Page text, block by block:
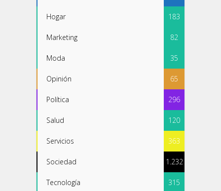
Hogar 183
Marketing 82
Moda 35
Opinión 65
Política 296
Salud 120
Servicios 363
Sociedad 1.232
Tecnología 315